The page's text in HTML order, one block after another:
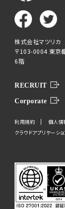
株式会社マツリカ
〒103-0004 東京
6階
RECRUIT
Corporate
利用規約 個人情
クラウドアプリケーシ